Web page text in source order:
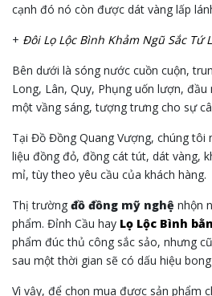
cạnh đó nó còn được dát vàng lấp
+ Đôi Lọ Lộc Bình Khảm Ngũ Sắc Tứ
Bên dưới là sóng nước cuồn cuộn,
Long, Lân, Quy, Phụng uốn lượn, đầu
một vầng sáng, tượng trưng cho sự
Tại Đồ Đồng Quang Vượng, chúng tôi
liệu đồng đỏ, đồng cát tút, dát vàng,
mỉ, tùy theo yêu cầu của khách hàng.
Thị trường đồ đồng mỹ nghệ nhộn
phẩm. Đỉnh Cầu hay Lọ Lộc Bình
phẩm đúc thủ công sắc sảo, nhưng
sau một thời gian sẽ có dấu hiệu
Vì vậy, để chọn mua được sản phẩm